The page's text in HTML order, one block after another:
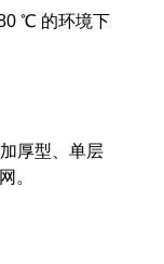
℃ 的环境下
厚型、单层
。